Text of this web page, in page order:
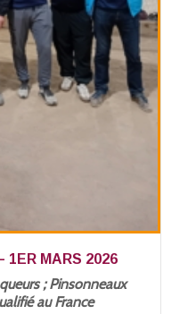
1ER MARS 2026
; Pinsonneaux
au France